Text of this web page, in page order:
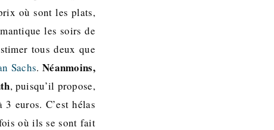
où sont les plats,
les soirs de
tous deux que
Sachs. Néanmoins,
, puisqu’il propose,
euros. C’est hélas
où ils se sont fait